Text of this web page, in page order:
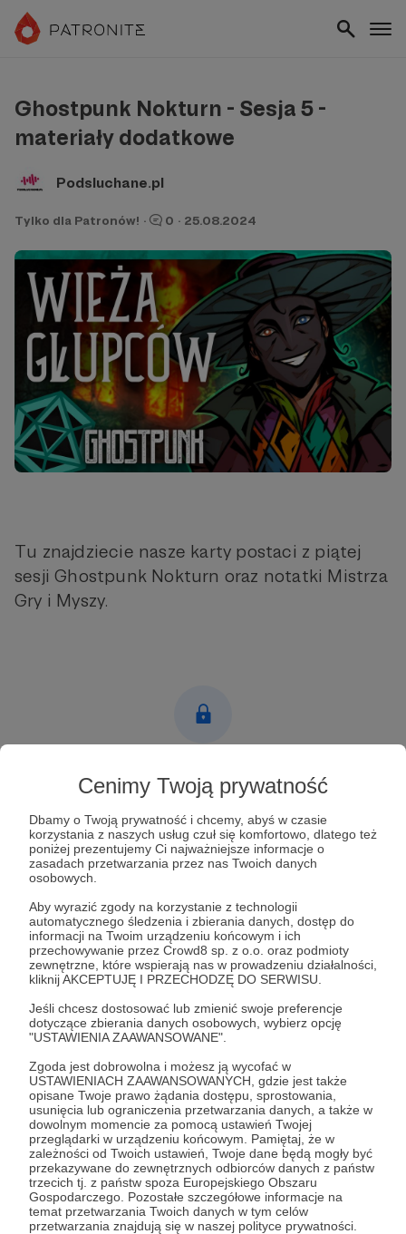
Cenimy Twoją prywatność
Dbamy o Twoją prywatność i chcemy, abyś w czasie
korzystania z naszych usług czuł się komfortowo, dlatego też
poniżej prezentujemy Ci najważniejsze informacje o
zasadach przetwarzania przez nas Twoich danych
osobowych.
Aby wyrazić zgody na korzystanie z technologii
automatycznego śledzenia i zbierania danych, dostęp do
informacji na Twoim urządzeniu końcowym i ich
przechowywanie przez Crowd8 sp. z o.o. oraz podmioty
zewnętrzne, które wspierają nas w prowadzeniu działalności,
kliknij AKCEPTUJĘ I PRZECHODZĘ DO SERWISU.
Jeśli chcesz dostosować lub zmienić swoje preferencje
dotyczące zbierania danych osobowych, wybierz opcję
"USTAWIENIA ZAAWANSOWANE".
Zgoda jest dobrowolna i możesz ją wycofać w
USTAWIENIACH ZAAWANSOWANYCH, gdzie jest także
opisane Twoje prawo żądania dostępu, sprostowania,
usunięcia lub ograniczenia przetwarzania danych, a także w
dowolnym momencie za pomocą ustawień Twojej
przeglądarki w urządzeniu końcowym. Pamiętaj, że w
zależności od Twoich ustawień, Twoje dane będą mogły być
przekazywane do zewnętrznych odbiorców danych z państw
trzecich tj. z państw spoza Europejskiego Obszaru
Gospodarczego. Pozostałe szczegółowe informacje na
temat przetwarzania Twoich danych w tym celów
przetwarzania znajdują się w naszej polityce prywatności.
Ghostpunk Nokturn - Sesja 5 -
materiały dodatkowe
Podsluchane.pl
Tylko dla Patronów! · 0 · 25.08.2024
Tu znajdziecie nasze karty postaci z piątej
sesji Ghostpunk Nokturn oraz notatki Mistrza
Gry i Myszy.
Zostań Patronem
ghostpunk nokturn materiały dodatkowe
Udostępnij
Podsluchane.pl
Zobacz profil autora